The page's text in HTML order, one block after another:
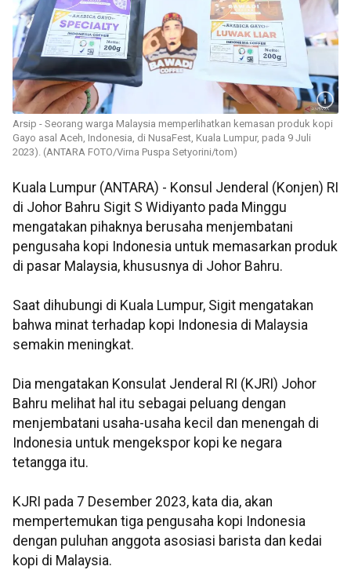
Arsip - Seorang warga Malaysia memperlihatkan kemasan produk kopi
Gayo asal Aceh, Indonesia, di NusaFest, Kuala Lumpur, pada 9 Juli
2023). (ANTARA FOTO/Virna Puspa Setyorini/tom)
Kuala Lumpur (ANTARA) - Konsul Jenderal (Konjen) RI
di Johor Bahru Sigit S Widiyanto pada Minggu
mengatakan pihaknya berusaha menjembatani
pengusaha kopi Indonesia untuk memasarkan produk
di pasar Malaysia, khususnya di Johor Bahru.
Saat dihubungi di Kuala Lumpur, Sigit mengatakan
bahwa minat terhadap kopi Indonesia di Malaysia
semakin meningkat.
Dia mengatakan Konsulat Jenderal RI (KJRI) Johor
Bahru melihat hal itu sebagai peluang dengan
menjembatani usaha-usaha kecil dan menengah di
Indonesia untuk mengekspor kopi ke negara
tetangga itu.
KJRI pada 7 Desember 2023, kata dia, akan
mempertemukan tiga pengusaha kopi Indonesia
dengan puluhan anggota asosiasi barista dan kedai
kopi di Malaysia.